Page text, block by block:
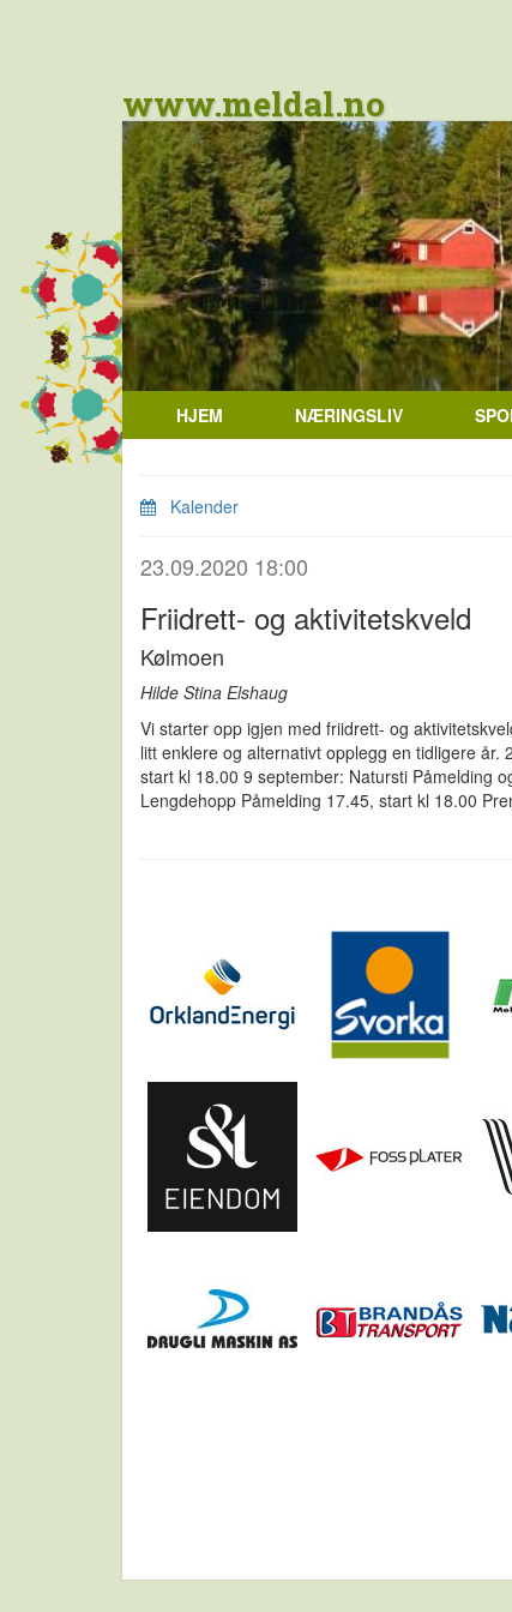
www.meldal.no
HJEM NÆRINGSLIV
Kalender
23.09.2020 18:00
Friidrett- og aktivitetskveld
Kølmoen
Hilde Stina Elshaug
Vi starter opp igjen med friidrett- og
litt enklere og alternativt opplegg en tidligere
start kl 18.00 9 september: Natursti Påmelding
Lengdehopp Påmelding 17.45, start kl 18.00